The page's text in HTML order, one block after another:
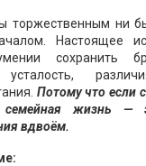
торжественным ни
Настоящее
сохранить
усталость,
Потому что если
семейная жизнь —
вдвоём.